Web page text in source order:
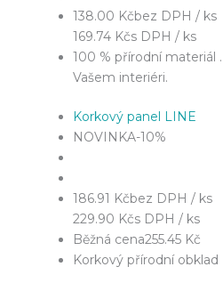
138.00 Kčbez DPH / ks
169.74 Kčs DPH / ks
100 % přírodní materiál
Vašem interiéri.
Korkový panel LINE
NOVINKA-10%
186.91 Kčbez DPH / ks
229.90 Kčs DPH / ks
Běžná cena255.45 Kč
Korkový přírodní obklad